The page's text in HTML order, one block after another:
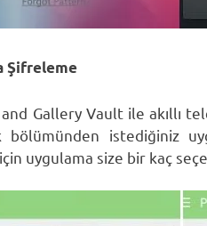
Şifreleme
Gallery Vault ile akıllı
bölümünden istediğiniz
uygulama size bir kaç